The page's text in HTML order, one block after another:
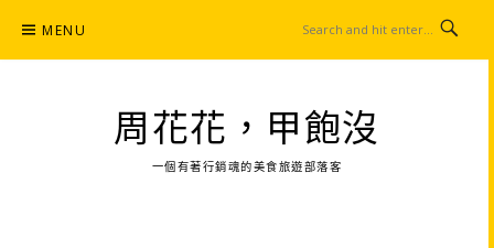
content
MENU
周花花，甲飽沒
一個有著行銷魂的美食旅遊部落客